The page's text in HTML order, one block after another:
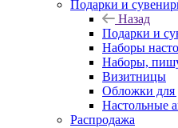
Подарки и
Назад
Подарки и
Наборы
Наборы,
Визитницы
Обложки для
Настольные
Распродажа